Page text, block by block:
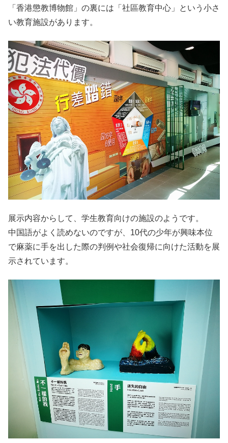
「香港懲教博物館」の裏には「社區教育中心」という小さ
い教育施設があります。
展示内容からして、学生教育向けの施設のようです。
中国語がよく読めないのですが、10代の少年が興味本位
で麻薬に手を出した際の判例や社会復帰に向けた活動を展
示されています。